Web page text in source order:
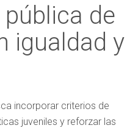
de
igualdad y
incorporar criterios de
juveniles y reforzar las